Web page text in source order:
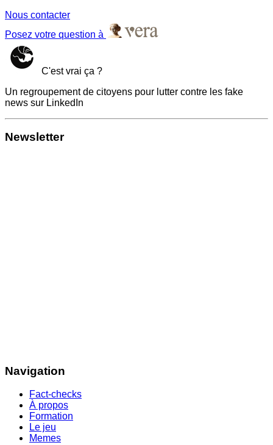
Nous contacter
Posez votre question à
C'est vrai ça ?
Un regroupement de citoyens pour lutter contre les fake
news sur LinkedIn
Newsletter
Navigation
Fact-checks
À propos
Formation
Le jeu
Memes